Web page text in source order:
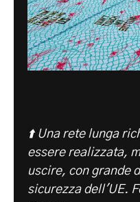
⬆️ Una rete lunga
essere realizzata,
uscire, con grande
sicurezza dell'UE.